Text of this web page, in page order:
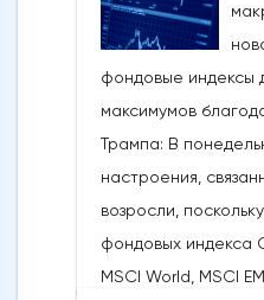
фондовые индексы
максимумов
Трампа: В
настроения,
возросли,
фондовых индекса
MSCI World, MSCI